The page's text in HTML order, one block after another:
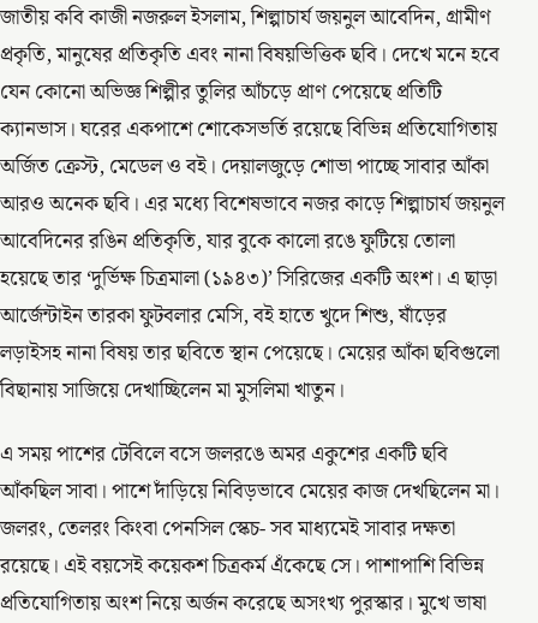
জাতীয় কবি কাজী নজরুল ইসলাম, শিল্পাচার্য জয়নুল আবেদিন, গ্রামীণ
প্রকৃতি, মানুষের প্রতিকৃতি এবং নানা বিষয়ভিত্তিক ছবি। দেখে মনে হবে
যেন কোনো অভিজ্ঞ শিল্পীর তুলির আঁচড়ে প্রাণ পেয়েছে প্রতিটি
ক্যানভাস। ঘরের একপাশে শোকেসভর্তি রয়েছে বিভিন্ন প্রতিযোগিতায়
অর্জিত ক্রেস্ট, মেডেল ও বই। দেয়ালজুড়ে শোভা পাচ্ছে সাবার আঁকা
আরও অনেক ছবি। এর মধ্যে বিশেষভাবে নজর কাড়ে শিল্পাচার্য জয়নুল
আবেদিনের রঙিন প্রতিকৃতি, যার বুকে কালো রঙে ফুটিয়ে তোলা
হয়েছে তার ‘দুর্ভিক্ষ চিত্রমালা (১৯৪৩)’ সিরিজের একটি অংশ। এ ছাড়া
আর্জেন্টাইন তারকা ফুটবলার মেসি, বই হাতে খুদে শিশু, ষাঁড়ের
লড়াইসহ নানা বিষয় তার ছবিতে স্থান পেয়েছে। মেয়ের আঁকা ছবিগুলো
বিছানায় সাজিয়ে দেখাচ্ছিলেন মা মুসলিমা খাতুন।
এ সময় পাশের টেবিলে বসে জলরঙে অমর একুশের একটি ছবি
আঁকছিল সাবা। পাশে দাঁড়িয়ে নিবিড়ভাবে মেয়ের কাজ দেখছিলেন মা।
জলরং, তেলরং কিংবা পেনসিল স্কেচ- সব মাধ্যমেই সাবার দক্ষতা
রয়েছে। এই বয়সেই কয়েকশ চিত্রকর্ম এঁকেছে সে। পাশাপাশি বিভিন্ন
প্রতিযোগিতায় অংশ নিয়ে অর্জন করেছে অসংখ্য পুরস্কার। মুখে ভাষা